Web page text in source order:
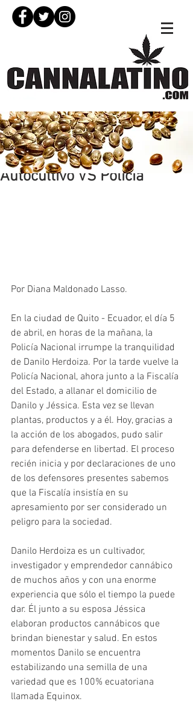
Autocultivo VS Policía
6 may 2021
Por Diana Maldonado Lasso.
En la ciudad de Quito - Ecuador, el día 5
de abril, en horas de la mañana, la
Policía Nacional irrumpe la tranquilidad
de Danilo Herdoiza. Por la tarde vuelve la
Policía Nacional, ahora junto a la Fiscalía
del Estado, a allanar el domicilio de
Danilo y Jéssica. Esta vez se llevan
plantas, productos y a él. Hoy, gracias a
la acción de los abogados, pudo salir
para defenderse en libertad. El proceso
recién inicia y por declaraciones de uno
de los defensores presentes sabemos
que la Fiscalía insistía en su
apresamiento por ser considerado un
peligro para la sociedad.
Danilo Herdoiza es un cultivador,
investigador y emprendedor cannábico
de muchos años y con una enorme
experiencia que sólo el tiempo la puede
dar. Él junto a su esposa Jéssica
elaboran productos cannábicos que
brindan bienestar y salud. En estos
momentos Danilo se encuentra
estabilizando una semilla de una
variedad que es 100% ecuatoriana
llamada Equinox.